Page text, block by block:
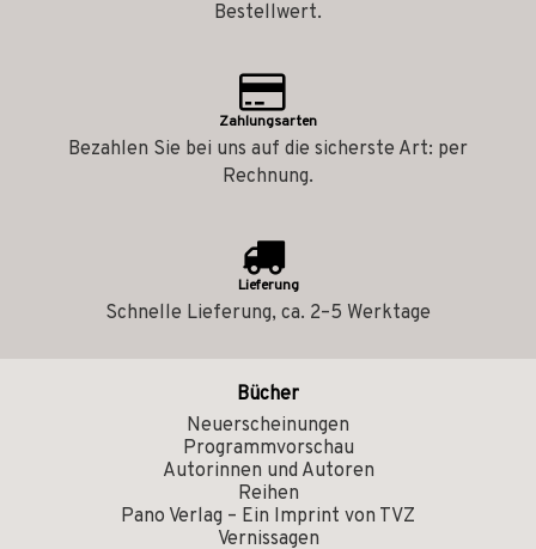
Bestellwert.
Zahlungsarten
Bezahlen Sie bei uns auf die sicherste Art: per
Rechnung.
Lieferung
Schnelle Lieferung, ca. 2–5 Werktage
Bücher
Neuerscheinungen
Programmvorschau
Autorinnen und Autoren
Reihen
Pano Verlag – Ein Imprint von TVZ
Vernissagen